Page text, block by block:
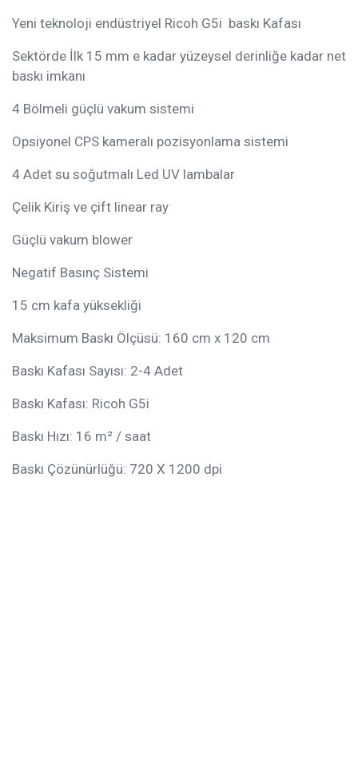
Yeni teknoloji endüstriyel Ricoh G5i baskı Kafası
Sektörde İlk 15 mm e kadar yüzeysel derinliğe kadar net
baskı imkanı
4 Bölmeli güçlü vakum sistemi
Opsiyonel CPS kameralı pozisyonlama sistemi
4 Adet su soğutmalı Led UV lambalar
Çelik Kiriş ve çift linear ray
Güçlü vakum blower
Negatif Basınç Sistemi
15 cm kafa yüksekliği
Maksimum Baskı Ölçüsü: 160 cm x 120 cm
Baskı Kafası Sayısı: 2-4 Adet
Baskı Kafası: Ricoh G5i
Baskı Hızı: 16 m² / saat
Baskı Çözünürlüğü: 720 X 1200 dpi